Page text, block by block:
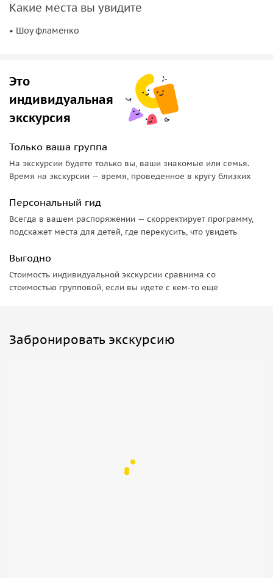
Какие места вы увидите
• Шоу фламенко
Это
индивидуальная
экскурсия
Только ваша группа
На экскурсии будете только вы, ваши знакомые или семья.
Время на экскурсии — время, проведенное в кругу близких
Персональный гид
Всегда в вашем распоряжении — скорректирует программу,
подскажет места для детей, где перекусить, что увидеть
Выгодно
Стоимость индивидуальной экскурсии сравнима со
стоимостью групповой, если вы идете с кем-то еще
Забронировать экскурсию